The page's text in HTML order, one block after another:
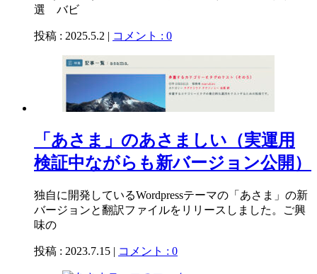
選 バビ
投稿 : 2025.5.2 | コメント : 0
「あさま」のあさましい（実運用
検証中ながらも新バージョン公開）
独自に開発しているWordpressテーマの「あさま」の新
バージョンと翻訳ファイルをリリースしました。ご興
味の
投稿 : 2023.7.15 | コメント : 0